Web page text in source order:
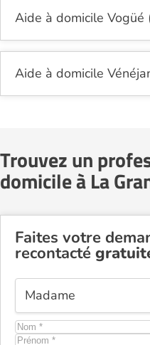
Aide à domicile Vogüé
Aide à domicile
Trouvez un
domicile à La
Faites votre
recontacté